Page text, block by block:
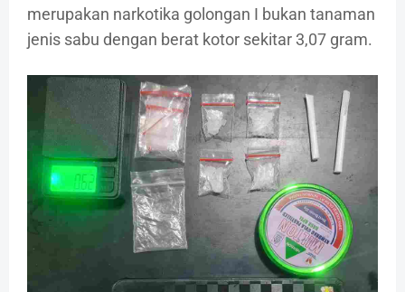
merupakan narkotika golongan I bukan tanaman
jenis sabu dengan berat kotor sekitar 3,07 gram.